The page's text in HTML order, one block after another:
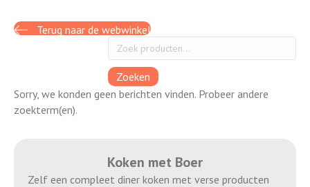
Terug naar de webwinkel
Zoeken
Sorry, we konden geen berichten vinden. Probeer andere
zoekterm(en).
Koken met Boer
Zelf een compleet diner koken met verse producten